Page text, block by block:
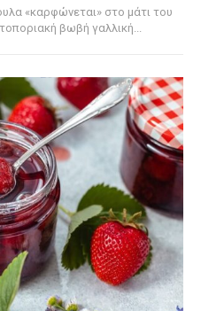
«καρφώνεται» στο μάτι του
βωβή γαλλική...